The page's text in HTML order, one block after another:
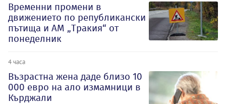
Временни промени в
движението по републикански
пътища и АМ „Тракия“ от
понеделник
4 часа
Възрастна жена даде близо 10
000 евро на ало измамници в
Кърджали